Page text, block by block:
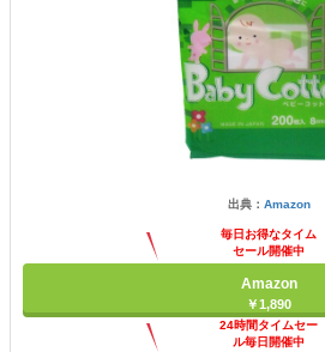
出典： Amazon
毎日お得なタイム
セール開催中
Amazon
￥1,890
24時間タイムセー
ル毎日開催中